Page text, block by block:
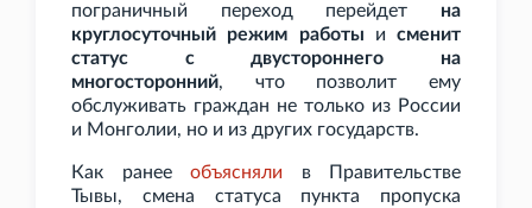
пограничный переход перейдет на
круглосуточный режим работы и сменит
статус с двустороннего на
многосторонний, что позволит ему
обслуживать граждан не только из России
и Монголии, но и из других государств.
Как ранее объясняли в Правительстве
Тывы, смена статуса пункта пропуска